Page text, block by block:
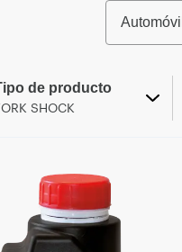
Automóvil
de producto
SHOCK